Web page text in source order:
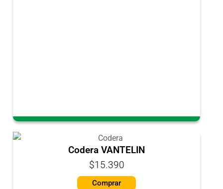
Codera VANTELIN
$15.390
Comprar